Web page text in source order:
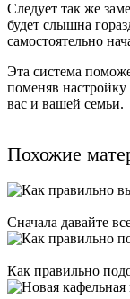
Следует так же
будет слышна
самостоятельно
Эта система
поменяв
вас и вашей семьи.
Похожие
Сначала давайте
Как правильно